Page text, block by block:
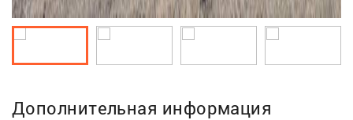
Дополнительная информация